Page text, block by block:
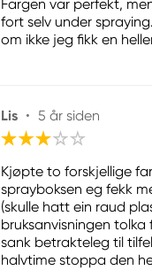
Fargen var perfekt,
fort selv under
om ikke jeg fikk en
Lis • 5 år siden
Kjøpte to forskjellige
sprayboksen eg fekk
(skulle hatt ein raud
bruksanvisningen
sank betrakteleg til
halvtime stoppa den